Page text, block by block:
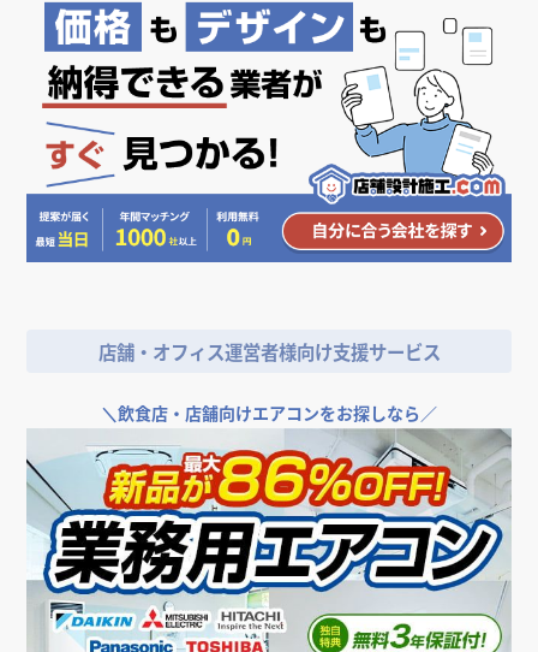
店舗・オフィス運営者様向け支援サービス
＼飲食店・店舗向けエアコンをお探しなら／